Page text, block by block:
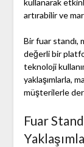
kullanarak
artırabilir ve
Bir fuar standı,
değerli bir
teknoloji
yaklaşımlarla,
müşterilerle
Fuar